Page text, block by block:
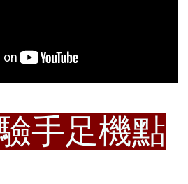
手足機點